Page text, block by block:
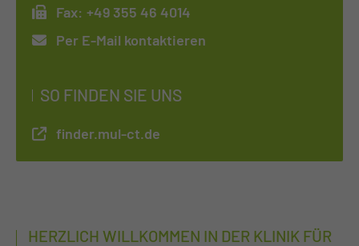
Fax: +49 355 46 4014
Per E-Mail kontaktieren
SO FINDEN SIE UNS
finder.mul-ct.de
HERZLICH WILLKOMMEN IN DER KLINIK FÜR